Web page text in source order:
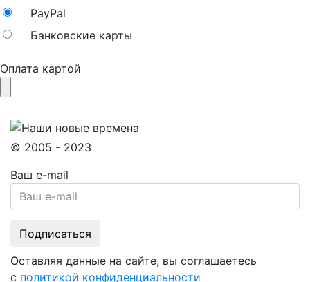
PayPal
Банковские карты
Оплата картой
© 2005 - 2023
Ваш e-mail
Оставляя данные на сайте, вы соглашаетесь
с политикой конфиденциальности